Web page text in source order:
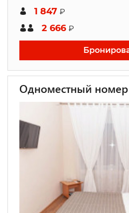
1 847 ₽
2 666 ₽
Одноместный номер